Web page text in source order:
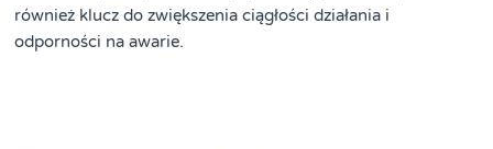
również klucz do zwiększenia ciągłości działania i
odporności na awarie.